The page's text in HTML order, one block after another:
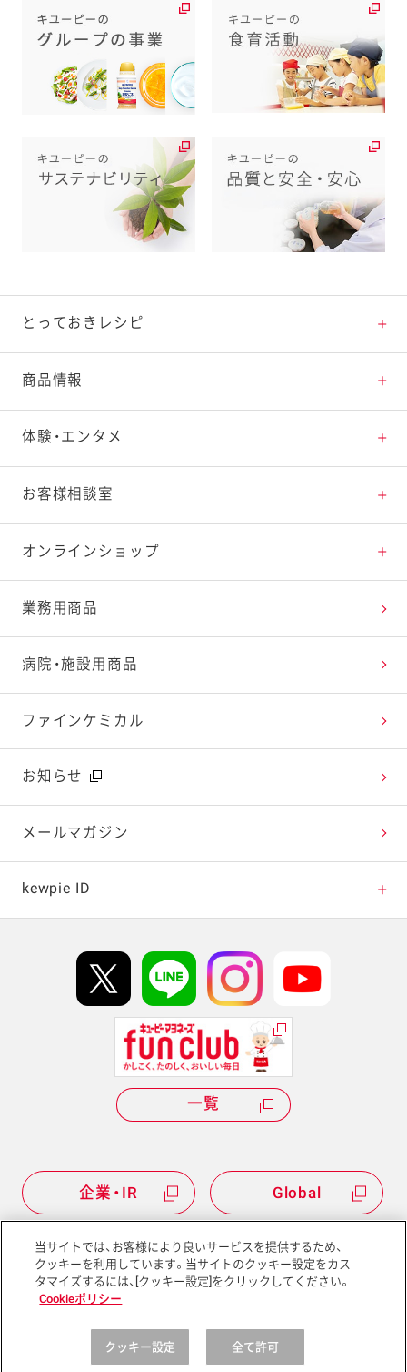
企業・IR Global
とっておきレシピ
とっておきレシピトップ
素材の知識
料理の基本
特集レシピ
レシピランキング
レシピ動画
今日のレシピギャラリー
商品情報
商品情報トップ
新商品・リニューアル品一覧
販売終了商品一覧
体験・エンタメ
体験・エンタメトップ
マヨテラス（見学施設）
オープンキッチン（工場見学）
深谷テラス ヤサイな仲間たちファーム
おたのしみコンテンツ
広告ギャラリー
テレビ・ラジオ
キャンペーン・イベント
お客様相談室
お客様相談室トップ
よくお寄せいただくご質問
お客様の声を活かしました
オンラインショップ
Qummy
キユーピーウエルネス
業務用商品
病院・施設用商品
ファインケミカル
お知らせ
メールマガジン
kewpie ID
Hi! kewpieについて
Qummyについて
一覧
サイトマップ サイトポリシー
Copyright © Kewpie Corporation All rights reserved.
当サイトでは、お客様により良いサービスを提供するため、
クッキーを利用しています。当サイトのクッキー設定をカス
タマイズするには、[クッキー設定]をクリックしてください。
Cookieポリシー
クッキー設定 全て許可